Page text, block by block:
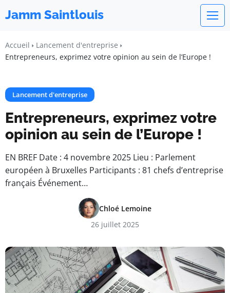
Jamm Saintlouis
Accueil
Lancement d'entreprise
Entrepreneurs, exprimez votre opinion au sein de l’Europe !
Lancement d'entreprise
Entrepreneurs, exprimez votre
opinion au sein de l’Europe !
EN BREF Date : 4 novembre 2025 Lieu : Parlement
européen à Bruxelles Participants : 81 chefs d’entreprise
français Événement…
Chloé Lemoine
26 juillet 2025